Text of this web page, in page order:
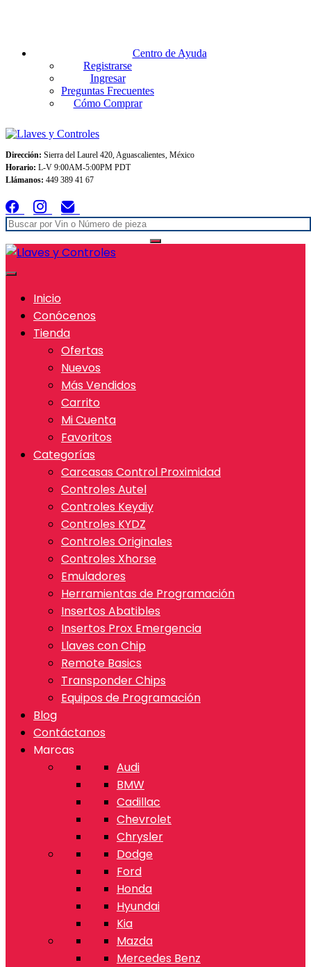
Centro de Ayuda
Registrarse
Ingresar
Preguntas Frecuentes
Cómo Comprar
Dirección: Sierra del Laurel 420, Aguascalientes, México
Horario: L-V 9:00AM-5:00PM PDT
Llámanos: 449 389 41 67
Inicio
Conócenos
Tienda
Ofertas
Nuevos
Más Vendidos
Carrito
Mi Cuenta
Favoritos
Categorías
Carcasas Control Proximidad
Controles Autel
Controles Keydiy
Controles KYDZ
Controles Originales
Controles Xhorse
Emuladores
Herramientas de Programación
Insertos Abatibles
Insertos Prox Emergencia
Llaves con Chip
Remote Basics
Transponder Chips
Equipos de Programación
Blog
Contáctanos
Marcas
Audi
BMW
Cadillac
Chevrolet
Chrysler
Dodge
Ford
Honda
Hyundai
Kia
Mazda
Mercedes Benz